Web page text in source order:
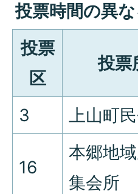
投票時間の異
投票
区
投票
3
上山町
16
本郷地
集会所